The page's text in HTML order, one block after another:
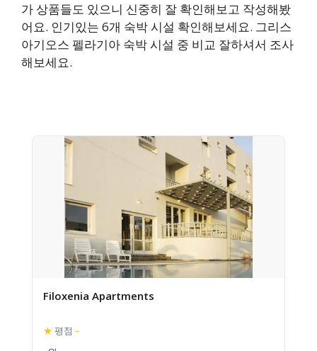
가 상품들도 있으니 신중히 잘 확인해보고 작성해봤
어요. 인기있는 6개 숙박 시설 확인해보세요. 그리스
아기오스 펠라기아 숙박 시설 중 비교 잘하셔서 조사
해보세요.
Filoxenia Apartments
★ 평점 –